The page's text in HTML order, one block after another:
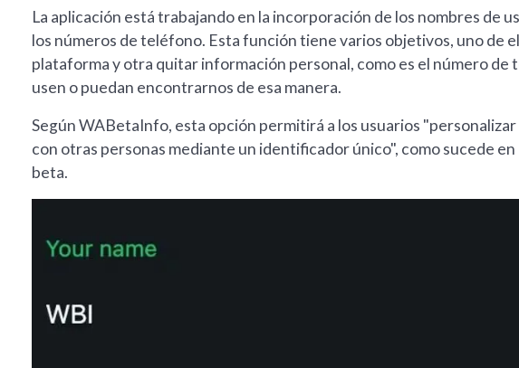
La aplicación está trabajando en la incorporación de los nombres de
los números de teléfono. Esta función tiene varios objetivos, uno de
plataforma y otra quitar información personal, como es el número de
usen o puedan encontrarnos de esa manera.
Según WABetaInfo, esta opción permitirá a los usuarios
con otras personas mediante un identificador único", como sucede
beta.